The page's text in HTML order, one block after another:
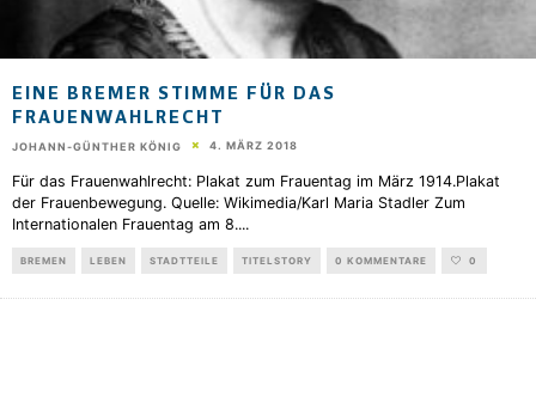
EINE BREMER STIMME FÜR DAS
FRAUENWAHLRECHT
JOHANN-GÜNTHER KÖNIG 4. MÄRZ 2018
Für das Frauenwahlrecht: Plakat zum Frauentag im März 1914.Plakat
der Frauenbewegung. Quelle: Wikimedia/Karl Maria Stadler Zum
Internationalen Frauentag am 8....
BREMEN LEBEN STADTTEILE TITELSTORY 0 KOMMENTARE 0